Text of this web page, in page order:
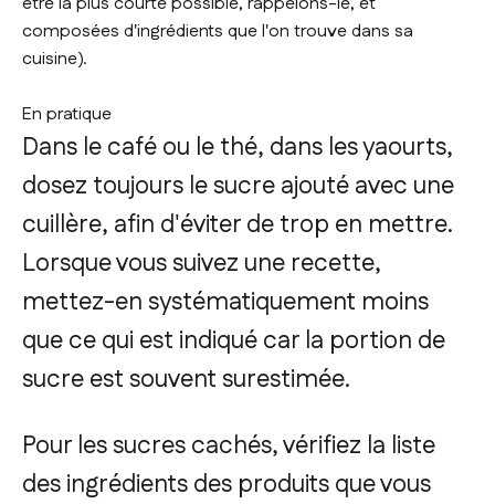
composées d'ingrédients que l'on trouve dans sa
cuisine).
En pratique
Dans le café ou le thé, dans les yaourts,
dosez toujours le sucre ajouté avec une
cuillère, afin d'éviter de trop en mettre.
Lorsque vous suivez une recette,
mettez-en systématiquement moins
que ce qui est indiqué car la portion de
sucre est souvent surestimée.
Pour les sucres cachés, vérifiez la liste
des ingrédients des produits que vous